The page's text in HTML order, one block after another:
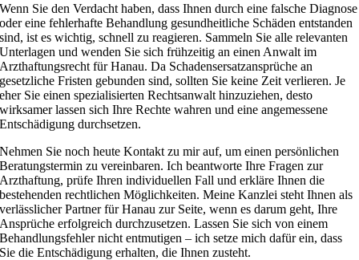
Wenn Sie den Verdacht haben, dass Ihnen durch eine falsche Diagnose
oder eine fehlerhafte Behandlung gesundheitliche Schäden entstanden
sind, ist es wichtig, schnell zu reagieren. Sammeln Sie alle relevanten
Unterlagen und wenden Sie sich frühzeitig an einen Anwalt im
Arzthaftungsrecht für Hanau. Da Schadensersatzansprüche an
gesetzliche Fristen gebunden sind, sollten Sie keine Zeit verlieren. Je
eher Sie einen spezialisierten Rechtsanwalt hinzuziehen, desto
wirksamer lassen sich Ihre Rechte wahren und eine angemessene
Entschädigung durchsetzen.
Nehmen Sie noch heute Kontakt zu mir auf, um einen persönlichen
Beratungstermin zu vereinbaren. Ich beantworte Ihre Fragen zur
Arzthaftung, prüfe Ihren individuellen Fall und erkläre Ihnen die
bestehenden rechtlichen Möglichkeiten. Meine Kanzlei steht Ihnen als
verlässlicher Partner für Hanau zur Seite, wenn es darum geht, Ihre
Ansprüche erfolgreich durchzusetzen. Lassen Sie sich von einem
Behandlungsfehler nicht entmutigen – ich setze mich dafür ein, dass
Sie die Entschädigung erhalten, die Ihnen zusteht.